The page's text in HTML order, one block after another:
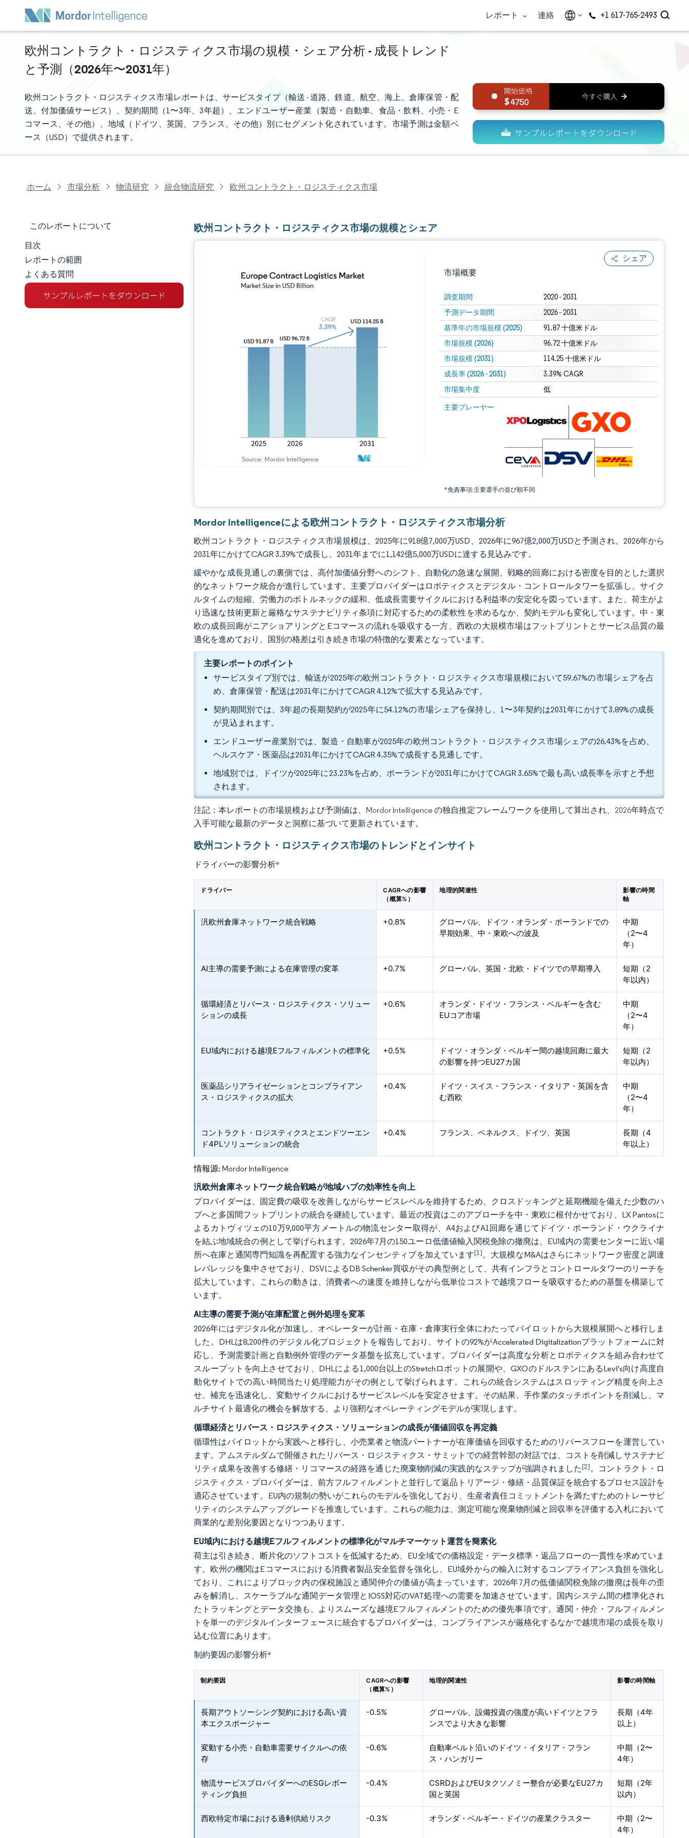
レポート 連絡 +1 617-765-2493
欧州コントラクト・ロジスティクス市場の規模・シェア分析 - 成長トレンド
と予測（2026年〜2031年）
欧州コントラクト・ロジスティクス市場レポートは、サービスタイプ（輸送 - 道路、鉄道、航空、海上、倉庫保管・配
送、付加価値サービス）、契約期間（1〜3年、3年超）、エンドユーザー産業（製造・自動車、食品・飲料、小売・E
コマース、その他）、地域（ドイツ、英国、フランス、その他）別にセグメント化されています。市場予測は金額ベ
ース（USD）で提供されます。
4750
ホーム 市場分析 物流研究 統合物流研究 欧州コントラクト・ロジスティクス市場
このレポートについて
市場規模とシェア
市場分析
トレンドとインサイト
目次
レポートの範囲
よくある質問
欧州コントラクト・ロジスティクス市場の規模とシェア
シェア
市場概要
調査期間 2020 - 2031
予測データ期間 2026 - 2031
基準年の市場規模 (2025) 91.87 十億米ドル
市場規模 (2026) 96.72 十億米ドル
市場規模 (2031) 114.25 十億米ドル
成長率 (2026 - 2031) 3.39% CAGR
市場集中度 低
主要プレーヤー
*免責事項:主要選手の並び順不同
画像 © Mordor Intelligence。再利用にはCC BY 4.0の表示が必要です。
画像 © Mordor Intelligence。再利用にはCC BY 4.0の表示が必要です。
Mordor Intelligenceによる欧州コントラクト・ロジスティクス市場分析
欧州コントラクト・ロジスティクス市場規模は、2025年に918億7,000万USD、2026年に967億2,000万USDと予測され、2026年から
2031年にかけてCAGR 3.39%で成長し、2031年までに1,142億5,000万USDに達する見込みです。
緩やかな成長見通しの裏側では、高付加価値分野へのシフト、自動化の急速な展開、戦略的回廊における密度を目的とした選択
的なネットワーク統合が進行しています。主要プロバイダーはロボティクスとデジタル・コントロールタワーを拡張し、サイク
ルタイムの短縮、労働力のボトルネックの緩和、低成長需要サイクルにおける利益率の安定化を図っています。また、荷主がよ
り迅速な技術更新と厳格なサステナビリティ条項に対応するための柔軟性を求めるなか、契約モデルも変化しています。中・東
欧の成長回廊がニアショアリングとEコマースの流れを吸収する一方、西欧の大規模市場はフットプリントとサービス品質の最
適化を進めており、国別の格差は引き続き市場の特徴的な要素となっています。
主要レポートのポイント
サービスタイプ別では、輸送が2025年の欧州コントラクト・ロジスティクス市場規模において59.67%の市場シェアを占
め、倉庫保管・配送は2031年にかけてCAGR 4.12%で拡大する見込みです。
契約期間別では、3年超の長期契約が2025年に54.12%の市場シェアを保持し、1〜3年契約は2031年にかけて3.89%の成長
が見込まれます。
エンドユーザー産業別では、製造・自動車が2025年の欧州コントラクト・ロジスティクス市場シェアの26.43%を占め、
ヘルスケア・医薬品は2031年にかけてCAGR 4.35%で成長する見通しです。
地域別では、ドイツが2025年に23.23%を占め、ポーランドが2031年にかけてCAGR 3.65%で最も高い成長率を示すと予想
されます。
注記：本レポートの市場規模および予測値は、Mordor Intelligence の独自推定フレームワークを使用して算出され、2026年時点で
入手可能な最新のデータと洞察に基づいて更新されています。
欧州コントラクト・ロジスティクス市場のトレンドとインサイト
ドライバーの影響分析*
ドライバー
CAGRへの影響
（概算%）
地理的関連性
影響の時間
軸
汎欧州倉庫ネットワーク統合戦略 +0.8%
グローバル、ドイツ・オランダ・ポーランドでの
早期効果、中・東欧への波及
中期
（2〜4
年）
AI主導の需要予測による在庫管理の変革 +0.7% グローバル、英国・北欧・ドイツでの早期導入
短期（2
年以内）
循環経済とリバース・ロジスティクス・ソリュー
ションの成長
+0.6%
オランダ・ドイツ・フランス・ベルギーを含む
EUコア市場
中期
（2〜4
年）
EU域内における越境Eフルフィルメントの標準化 +0.5%
ドイツ・オランダ・ベルギー間の越境回廊に最大
の影響を持つEU27カ国
短期（2
年以内）
医薬品シリアライゼーションとコンプライアン
ス・ロジスティクスの拡大
+0.4%
ドイツ・スイス・フランス・イタリア・英国を含
む西欧
中期
（2〜4
年）
コントラクト・ロジスティクスとエンドツーエン
ド4PLソリューションの統合
+0.4% フランス、ベネルクス、ドイツ、英国
長期（4
年以上）
情報源: Mordor Intelligence
汎欧州倉庫ネットワーク統合戦略が地域ハブの効率性を向上
プロバイダーは、固定費の吸収を改善しながらサービスレベルを維持するため、クロスドッキングと延期機能を備えた少数のハ
ブへと多国間フットプリントの統合を継続しています。最近の投資はこのアプローチを中・東欧に根付かせており、LX Pantosに
よるカトヴィツェの10万9,000平方メートルの物流センター取得が、A4およびA1回廊を通じてドイツ・ポーランド・ウクライナ
を結ぶ地域統合の例として挙げられます。2026年7月の150ユーロ低価値輸入関税免除の撤廃は、EU域内の需要センターに近い場
所へ在庫と通関専門知識を再配置する強力なインセンティブを加えています[1]。大規模なM&Aはさらにネットワーク密度と調達
レバレッジを集中させており、DSVによるDB Schenker買収がその典型例として、共有インフラとコントロールタワーのリーチを
拡大しています。これらの動きは、消費者への速度を維持しながら低単位コストで越境フローを吸収するための基盤を構築して
います。
AI主導の需要予測が在庫配置と例外処理を変革
2026年にはデジタル化が加速し、オペレーターが計画・在庫・倉庫実行全体にわたってパイロットから大規模展開へと移行しま
した。DHLは8,200件のデジタル化プロジェクトを報告しており、サイトの92%がAccelerated Digitalizationプラットフォームに対
応し、予測需要計画と自動例外管理のデータ基盤を拡充しています。プロバイダーは高度な分析とロボティクスを組み合わせて
スループットを向上させており、DHLによる1,000台以上のStretchロボットの展開や、GXOのドルステンにあるLevi's向け高度自
動化サイトでの高い時間当たり処理能力がその例として挙げられます。これらの統合システムはスロッティング精度を向上さ
せ、補充を迅速化し、変動サイクルにおけるサービスレベルを安定させます。その結果、手作業のタッチポイントを削減し、マ
ルチサイト最適化の機会を解放する、より強靭なオペレーティングモデルが実現します。
循環経済とリバース・ロジスティクス・ソリューションの成長が価値回収を再定義
循環性はパイロットから実践へと移行し、小売業者と物流パートナーが在庫価値を回収するためのリバースフローを運営してい
ます。アムステルダムで開催されたリバース・ロジスティクス・サミットでの経営幹部の対話では、コストを削減しサステナビ
リティ成果を改善する修繕・リコマースの経路を通じた廃棄物削減の実践的なステップが強調されました[2]。コントラクト・ロ
ジスティクス・プロバイダーは、前方フルフィルメントと並行して返品トリアージ・修繕・品質保証を統合するプロセス設計を
適応させています。EU内の規制の勢いがこれらのモデルを強化しており、生産者責任コミットメントを満たすためのトレーサビ
リティのシステムアップグレードを推進しています。これらの能力は、測定可能な廃棄物削減と回収率を評価する入札において
商業的な差別化要因となりつつあります。
EU域内における越境Eフルフィルメントの標準化がマルチマーケット運営を簡素化
荷主は引き続き、断片化のソフトコストを低減するため、EU全域での価格設定・データ標準・返品フローの一貫性を求めていま
す。欧州の機関はEコマースにおける消費者製品安全監督を強化し、EU域外からの輸入に対するコンプライアンス負担を強化し
ており、これによりブロック内の保税施設と通関仲介の価値が高まっています。2026年7月の低価値関税免除の撤廃は長年の歪
みを解消し、スケーラブルな通関データ管理とIOSS対応のVAT処理への需要を加速させています。国内システム間の標準化され
たトラッキングとデータ交換も、よりスムーズな越境Eフルフィルメントのための優先事項です。通関・仲介・フルフィルメン
トを単一のデジタルインターフェースに統合するプロバイダーは、コンプライアンスが厳格化するなかで越境市場の成長を取り
込む位置にあります。
制約要因の影響分析*
制約要因
CAGRへの影響
（概算%）
地理的関連性 影響の時間軸
長期アウトソーシング契約における高い資
本エクスポージャー
-0.5%
グローバル、設備投資の強度が高いドイツとフラ
ンスでより大きな影響
長期（4年
以上）
変動する小売・自動車需要サイクルへの依
存
-0.6%
自動車ベルト沿いのドイツ・イタリア・フラン
ス・ハンガリー
中期（2〜
4年）
物流サービスプロバイダーへのESGレポー
ティング負担
-0.4%
CSRDおよびEUタクソノミー整合が必要なEU27カ
国と英国
短期（2年
以内）
西欧特定市場における過剰供給リスク -0.3% オランダ・ベルギー・ドイツの産業クラスター
中期（2〜
4年）